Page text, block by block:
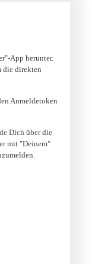
App herunter.
die direkten
Anmeldetoken
Dich über die
mit "Deinem"